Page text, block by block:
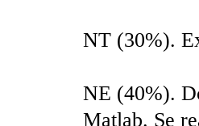
NT (30%).
NE (40%).
Matlab. Se